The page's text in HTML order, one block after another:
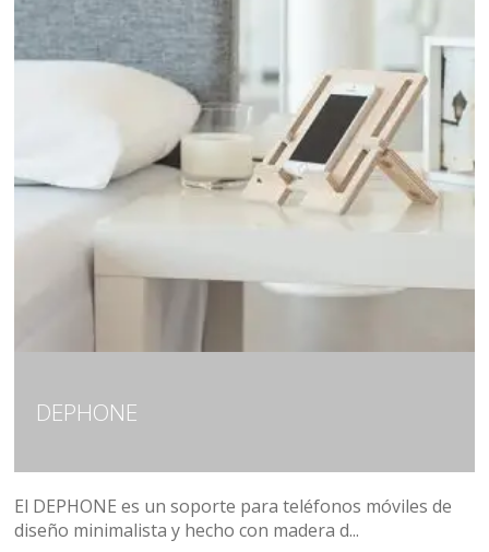
DEPHONE
El DEPHONE es un soporte para teléfonos móviles de
diseño minimalista y hecho con madera d...